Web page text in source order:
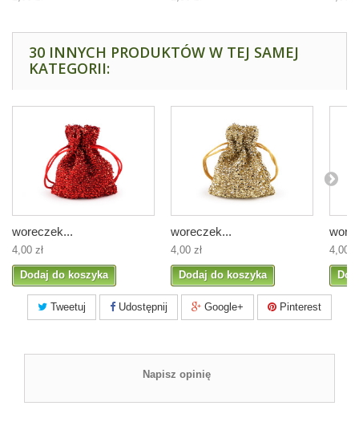
30 INNYCH PRODUKTÓW W TEJ SAMEJ
KATEGORII:
woreczek...
4,00 zł
Dodaj do koszyka
woreczek...
4,00 zł
Dodaj do koszyka
4,00
Tweetuj Udostępnij Google+ Pinterest
Napisz opinię